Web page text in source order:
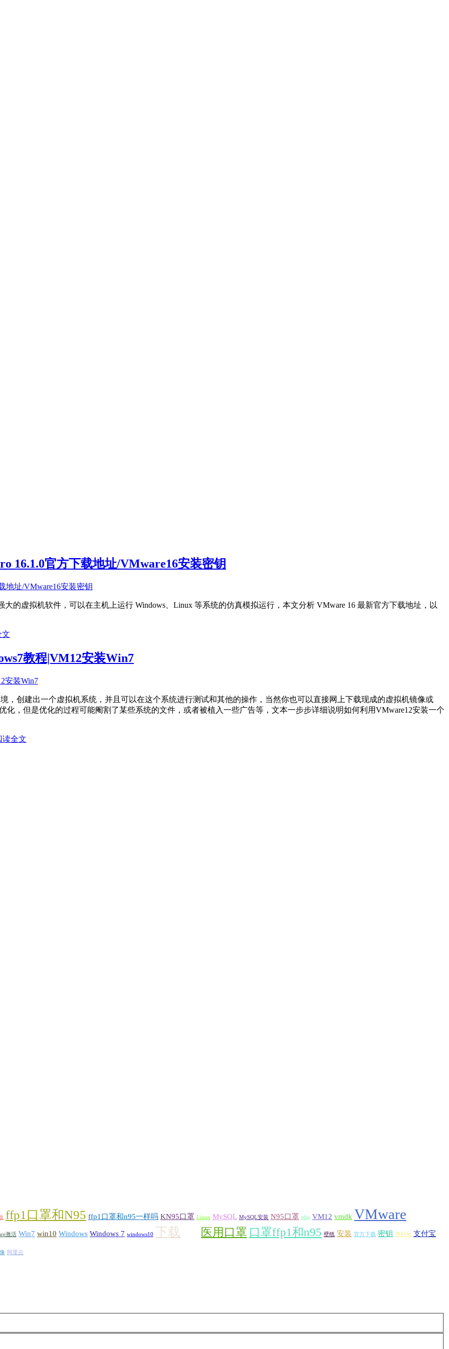
16.1.0官方下载地址/VMware16安装密钥
的虚拟机软件，可以在主机上运行 Windows、Linux 等系统的仿真模拟运行，本文分析 VMware 16 最新官方下载地址，以
文
教程|VM12安装Win7
，创建出一个虚拟机系统，并且可以在这个系统进行测试和其他的操作，当然你也可以直接网上下载现成的虚拟机镜像或
化，但是优化的过程可能阉割了某些系统的文件，或者被植入一些广告等，文本一步步详细说明如何利用VMware12安装一个
读全文
ffp1口罩和N95 ffp1口罩和n95一样吗 KN95口罩 Linux MySQL MySQL安装 N95口罩 php VM12 vmdk VMware
激活 Win7 win10 Windows Windows 7 windows10 下载 医用口罩 口罩ffp1和n95 壁纸 安装 官方下载 密钥 序列号 支付宝
阿里云